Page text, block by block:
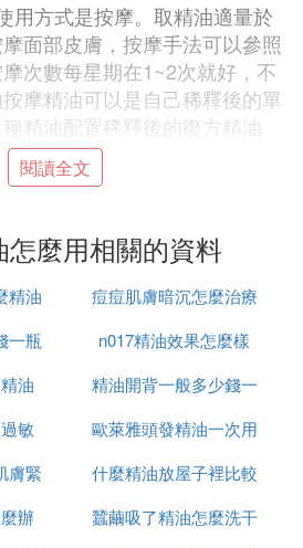
用方式是按摩。取精油適量於
面部皮膚，按摩手法可以參照
次數每星期在1~2次就好，不
摩精油可以是自己稀釋後的單
精油配置稀釋後的復方精油
精油混合在一起，但是沒有經
單方復方精油，如果想接觸皮
是配合護膚品，每日使用的
品中，精油的滴數可參照上面
限度的發揮精油的功效。
2～3滴精油滴入熱水中，然後
利用蒸汽精油快速揮發，然後
遮擋住臉部兩側，防止蒸汽擴
水的溫度，不要被蒸汽燙傷。
閱讀全文
麼用相關的資料
精油
痘痘肌膚暗沉怎麼治療
一瓶
n017精油效果怎麼樣
油
精油開背一般多少錢一
次
敏
歐萊雅頭發精油一次用
多少
膚緊
什麼精油放屋子裡比較
好
辦
蠶繭吸了精油怎麼洗干